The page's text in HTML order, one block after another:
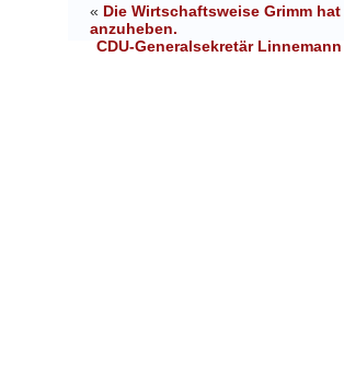
« Die Wirtschaftsweise Grimm
anzuheben.
CDU-Generalsekretär